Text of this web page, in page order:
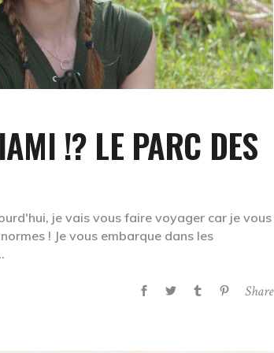
!? LE PARC DES
je vais vous faire voyager car je vous
! Je vous embarque dans les
Share